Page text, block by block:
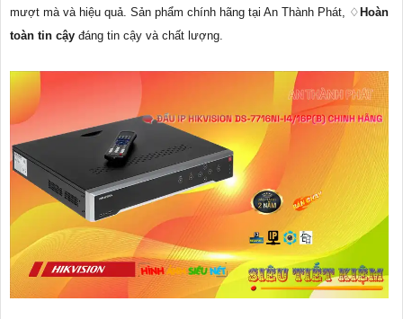
mượt mà và hiệu quả. Sản phẩm chính hãng tại An Thành Phát, ♢ Hoàn
toàn tin cậy đáng tin cậy và chất lượng.